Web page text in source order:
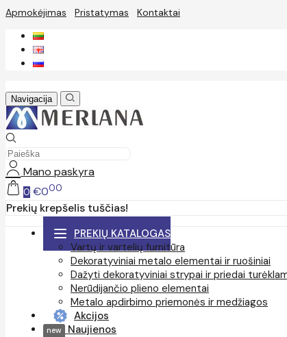
Apmokėjimas Pristatymas Kontaktai
Navigacija
Mano paskyra
0 €000
Prekių krepšelis tuščias!
PREKIŲ KATALOGAS
Vartų ir vartelių furnitūra
Dekoratyviniai metalo elementai ir ruošiniai
Dažyti dekoratyviniai strypai ir priedai
Nerūdijančio plieno elementai
Metalo apdirbimo priemonės ir medžiagos
Akcijos
Naujienos